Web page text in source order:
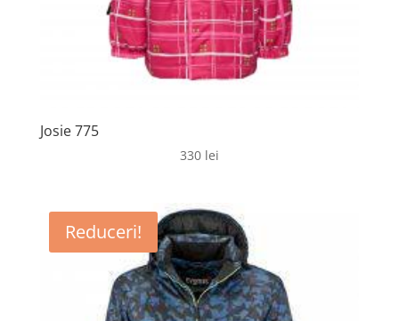
Josie 775
330 lei
Reduceri!